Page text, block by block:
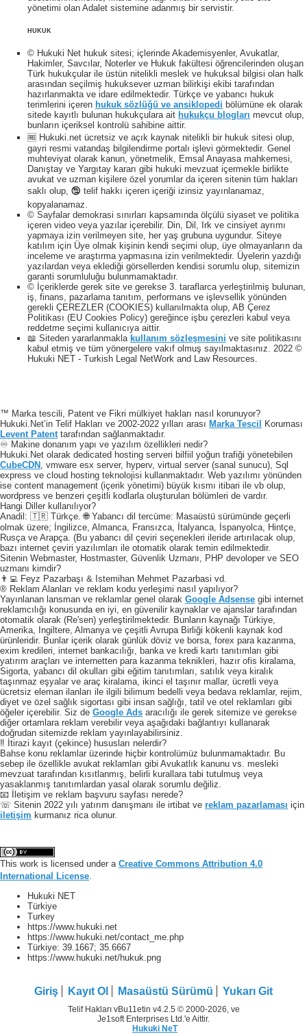
yönetimi olan Adalet sistemine adanmış bir servistir.
HUKUK
© Hukuki Net hukuk sitesi; içlerinde Akademisyenler, Avukatlar,
Hakimler, Savcılar, Noterler ve Hukuk fakültesi öğrencilerinden oluşan
Türk hukukçular ile üstün nitelikli meslek ve hukuksal bilgisi olan halk
arasından seçilmiş hukuksever uzman bilirkişi ekibi tarafından
hazırlanmakta ve idare edilmektedir. Türkçe ve yabancı hukuk
terimlerini içeren hukuk sözlüğü ve ansiklopedi bölümüne ek olarak
sitede kayıtlı bulunan hukukçulara ait hukukçu blogları mevcut olup,
bunların içeriksel kontrolü sahibine aittir.
🆓 Hukuki.net ücretsiz ve açık kaynak nitelikli bir hukuk sitesi olup,
gayri resmi vatandaş bilgilendirme portalı işlevi görmektedir. Genel
muhteviyat olarak kanun, yönetmelik, Emsal Anayasa mahkemesi,
Danıştay ve Yargıtay kararı gibi hukuki mevzuat içermekle birlikte
avukat ve uzman kişilere özel yorumlar da içeren sitenin tüm hakları
saklı olup, 🕲 telif hakkı içeren içeriği izinsiz yayınlanamaz,
kopyalanamaz.
© Sayfalar demokrasi sınırları kapsamında ölçülü siyaset ve politika
içeren video veya yazılar içerebilir. Din, Dil, Irk ve cinsiyet ayrımı
yapmaya izin verilmeyen site, her yaş grubuna uygundur. Siteye
katılım için Üye olmak kişinin kendi seçimi olup, üye olmayanların da
inceleme ve araştırma yapmasına izin verilmektedir. Üyelerin yazdığı
yazılardan veya eklediği görsellerden kendisi sorumlu olup, sitemizin
garanti sorumluluğu bulunmamaktadır.
© İçeriklerde gerek site ve gerekse 3. taraflarca yerleştirilmiş bulunan,
iş, finans, pazarlama tanıtım, performans ve işlevsellik yönünden
gerekli ÇEREZLER (COOKIES) kullanılmakta olup, AB Çerez
Politikası (EU Cookies Policy) gereğince işbu çerezleri kabul veya
reddetme seçimi kullanıcıya aittir.
📖 Siteden yararlanmakla kullanım sözleşmesini ve site politikasını
kabul etmiş ve tüm yönergelere vakıf olmuş sayılmaktasınız. 2022 ©
Hukuki NET - Turkish Legal NetWork and Law Resources.
™ Marka tescili, Patent ve Fikri mülkiyet hakları nasıl korunuyor?
Hukuki.Net’in Telif Hakları ve 2002-2022 yılları arası Marka Tescil
Koruması
Levent Patenttarafından sağlanmaktadır.
♾️ Makine donanım yapı ve yazılım özellikleri nedir?
Hukuki.Net olarak dedicated hosting serveri bilfiil yoğun trafiği yönetebilen
CubeCDN , vmware esx server, hyperv, virtual server (sanal sunucu), Sql
express ve cloud hosting teknolojisi kullanmaktadır. Web yazılımı yönünden
ise content management (içerik yönetimi) büyük kısmı itibari ile vb olup,
wordpress ve benzeri çeşitli kodlarla oluşturulan bölümleri de vardır.
Hangi Diller kullanılıyor?
Anadil: 🇹🇷 Türkçe. 🌐 Yabancı dil tercüme: Masaüstü sürümünde geçerli
olmak üzere; İngilizce, Almanca, Fransızca, İtalyanca, İspanyolca, Hintçe,
Rusça ve Arapça. (Bu yabancı dil çeviri seçenekleri ileride artırılacak olup,
bazı internet çeviri yazılımları ile otomatik olarak temin edilmektedir.
Sitenin Webmaster, Hostmaster, Güvenlik Uzmanı, PHP devoloper ve SEO
uzmanı kimdir?
👨‍💻 Feyz Pazarbaşı & Istemihan Mehmet Pazarbasi vd.
® Reklam Alanları ve reklam kodu yerleşimi nasıl yapılıyor?
Yayınlanan lansman ve reklamlar genel olarak Google Adsense gibi internet
reklamcılığı konusunda en iyi, en güvenilir kaynaklar ve ajanslar tarafından
otomatik olarak (Re'sen) yerleştirilmektedir. Bunların kaynağı Türkiye,
Amerika, Ingiltere, Almanya ve çeşitli Avrupa Birliği kökenli kaynak kod
ürünleridir. Bunlar içerik olarak günlük döviz ve borsa, forex para kazanma,
exim kredileri, internet bankacılığı, banka ve kredi kartı tanıtımları gibi
yatırım araçları ve internetten para kazanma teknikleri, hazır ofis kiralama,
Sigorta, yabancı dil okulları gibi eğitim tanıtımları, satılık veya kiralık
taşınmaz eşyalar ve araç kiralama, ikinci el taşınır mallar, ücretli veya
ücretsiz eleman ilanları ile ilgili bilimum bedelli veya bedava reklamlar, rejim,
diyet ve özel sağlık sigortası gibi insan sağlığı, tatil ve otel reklamları gibi
öğeler içerebilir. Siz de Google Ads aracılığı ile gerek sitemize ve gerekse
diğer ortamlara reklam verebilir veya aşağıdaki bağlantıyı kullanarak
doğrudan sitemizde reklam yayınlayabilirsiniz.
‼️ İtirazi kayıt (çekince) hususları nelerdir?
Bahse konu reklamlar üzerinde hiçbir kontrolümüz bulunmamaktadır. Bu
sebep ile özellikle avukat reklamları gibi Avukatlık kanunu vs. mesleki
mevzuat tarafından kısıtlanmış, belirli kurallara tabi tutulmuş veya
yasaklanmış tanıtımlardan yasal olarak sorumlu değiliz.
📧 İletişim ve reklam başvuru sayfası nerede?
☏ Sitenin 2022 yılı yatırım danışmanı ile irtibat ve reklam pazarlaması için
iletişim kurmanız rica olunur.
This work is licensed under a Creative Commons Attribution 4.0
International License.
Hukuki NET
Türkiye
Turkey
https://www.hukuki.net
https://www.hukuki.net/contact_me.php
Türkiye: 39.1667; 35.6667
https://www.hukuki.net/hukuk.png
Giriş Kayıt Ol Masaüstü Sürümü Yukarı Git
Telif Hakları vBu11etin v4.2.5 © 2000-2026, ve
Je1soft Enterprises Ltd.'e Aittir.
Hukuki NeT